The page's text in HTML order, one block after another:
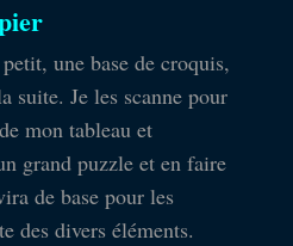
une base de croquis,
suite. Je les scanne pour
mon tableau et
grand puzzle et en faire
de base pour les
des divers éléments.